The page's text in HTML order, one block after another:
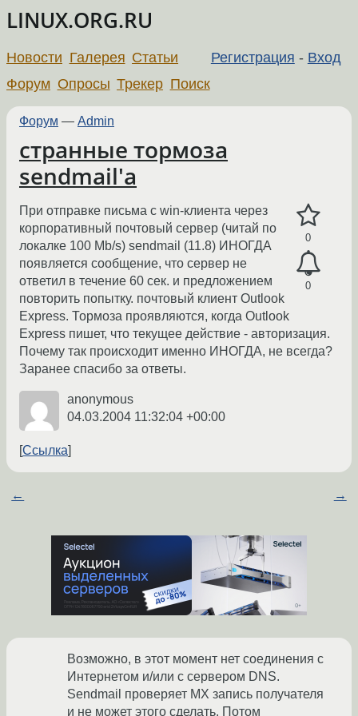
LINUX.ORG.RU
Регистрация - Вход
Новости Галерея Статьи
Форум Опросы Трекер Поиск
Форум — Admin
странные тормоза
sendmail'a
0
0
При отправке письма с win-клиента через
корпоративный почтовый сервер (читай по
локалке 100 Mb/s) sendmail (11.8) ИНОГДА
появляется сообщение, что сервер не
ответил в течение 60 сек. и предложением
повторить попытку. почтовый клиент Outlook
Express. Тормоза проявляются, когда Outlook
Express пишет, что текущее действие - авторизация.
Почему так происходит именно ИНОГДА, не всегда?
Заранее спасибо за ответы.
anonymous
04.03.2004 11:32:04 +00:00
Ссылка
← →
Возможно, в этот момент нет соединения с
Интернетом и/или с сервером DNS.
Sendmail проверяет MX запись получателя
и не может этого сделать. Потом